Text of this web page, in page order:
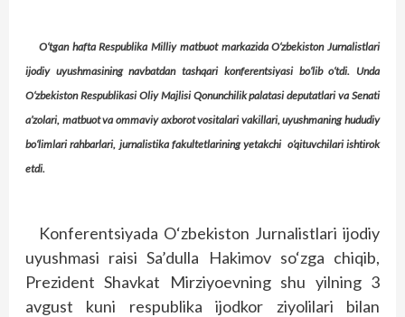
O‘tgan hafta Respublika Milliy matbuot markazida O‘zbekiston Jurnalistlari
ijodiy uyushmasining navbatdan tashqari konferentsiyasi bo‘lib o‘tdi. Unda
O‘zbekiston Respublikasi Oliy Majlisi Qonunchilik palatasi deputatlari va Senati
a’zolari, matbuot va ommaviy axborot vositalari vakillari, uyushmaning hududiy
bo‘limlari rahbarlari, jurnalistika fakultetlarining yetakchi o‘qituvchilari ishtirok
etdi.
Konferentsiyada O‘zbekiston Jurnalistlari ijodiy
uyushmasi raisi Sa’dulla Hakimov so‘zga chiqib,
Prezident Shavkat Mirziyoevning shu yilning 3
avgust kuni respublika ijodkor ziyolilari bilan